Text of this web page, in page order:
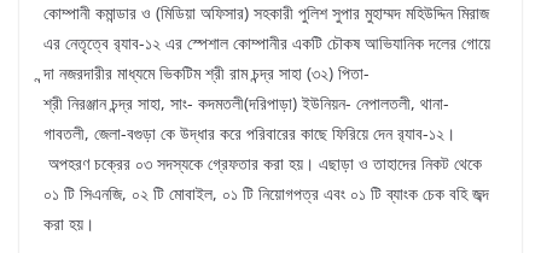
কোম্পানী কমান্ডার ও (মিডিয়া অফিসার) সহকারী পুলিশ সুপার মুহাম্মদ মহিউদ্দিন মিরাজ
এর নেতৃত্বে র‌্যাব-১২ এর স্পেশাল কোম্পানীর একটি চৌকষ আভিযানিক দলের গোয়ে
ন্দা নজরদারীর মাধ্যমে ভিকটিম শ্রী রাম চন্দ্র সাহা (৩২) পিতা-
শ্রী নিরঞ্জান চন্দ্র সাহা, সাং- কদমতলী(দরিপাড়া) ইউনিয়ন- নেপালতলী, থানা-
গাবতলী, জেলা-বগুড়া কে উদ্ধার করে পরিবারের কাছে ফিরিয়ে দেন র‌্যাব-১২।
অপহরণ চক্রের ০৩ সদস্যকে গ্রেফতার করা হয়। এছাড়া ও তাহাদের নিকট থেকে
০১ টি সিএনজি, ০২ টি মোবাইল, ০১ টি নিয়োগপত্র এবং ০১ টি ব্যাংক চেক বহি জব্দ
করা হয়।